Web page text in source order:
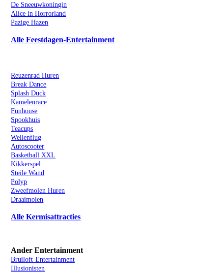
De Sneeuwkoningin
Alice in Horrorland
Pazige Hazen
Alle Feestdagen-Entertainment
Reuzenrad Huren
Break Dance
Splash Duck
Kamelenrace
Funhouse
Spookhuis
Teacups
Wellenflug
Autoscooter
Basketball XXL
Kikkerspel
Steile Wand
Polyp
Zweefmolen Huren
Draaimolen
Alle Kermisattracties
Ander Entertainment
Bruiloft-Entertainment
Illusionisten